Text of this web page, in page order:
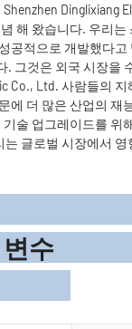
Dinglixiang
해 왔습니다. 우리는
공적으로 개발했다
. 그것은 외국 시장을
Co., Ltd. 사람들의
에 더 많은 산업의 재
술 업그레이드를 위
는 글로벌 시장에서
수